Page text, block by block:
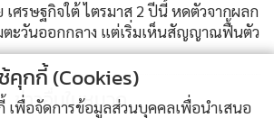
เศรษฐกิจใต้ ไตรมาส 2 ปีนี้ หดตัวจากผลก
ตะวันออกกลาง แต่เริ่มเห็นสัญญาณฟื้นตัว
ข่าวอื่นในหมวด
คุกกี้ (Cookies)
เพื่อจัดการข้อมูลส่วนบุคคลเพื่อนำเสนอ